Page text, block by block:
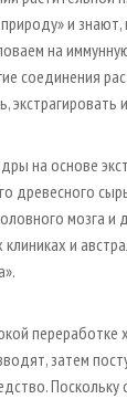
и
на
соединения
на основе
древесного
мозга
и
затем